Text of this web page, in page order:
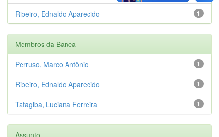
1
Ribeiro, Ednaldo Aparecido
Membros da Banca
1
Perruso, Marco Antônio
1
Ribeiro, Ednaldo Aparecido
1
Tatagiba, Luciana Ferreira
Assunto